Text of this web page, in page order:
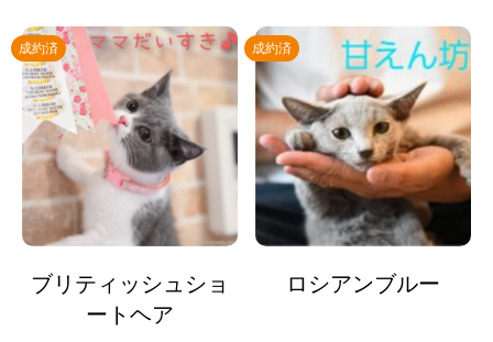
成約済
ブリティッシュショ
ートヘア
成約済
ロシアンブルー